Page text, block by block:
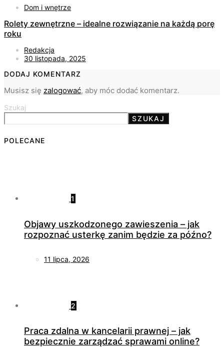
Dom i wnętrze
Rolety zewnętrzne – idealne rozwiązanie na każdą porę
roku
Redakcja
30 listopada, 2025
DODAJ KOMENTARZ
Musisz się zalogować, aby móc dodać komentarz.
Szukaj
SZUKAJ
POLECANE
1
Objawy uszkodzonego zawieszenia – jak
rozpoznać usterkę zanim będzie za późno?
11 lipca, 2026
2
Praca zdalna w kancelarii prawnej – jak
bezpiecznie zarządzać sprawami online?